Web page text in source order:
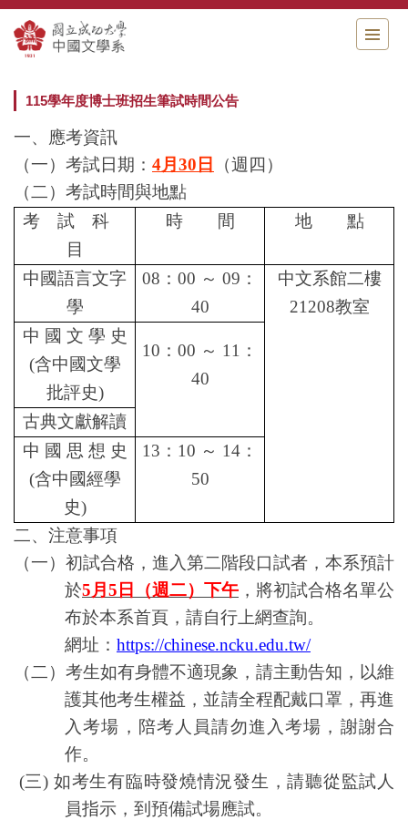
跳
到
主
內
容
115學年度博士班招生筆試時間公告
一、應考資訊
（一）考試日期： 4月30日
（週四）
（二）考試時間與地點
考 試 科
目
時 間 地 點
中國語言文字
學
08 ：00 ～ 09：
40
中文系館二樓
21208教室
中 國 文 學 史
(含中國文學
批評史)
10 ：00 ～ 11：
40
古典文獻解讀
中 國 思 想 史
(含中國經學
史)
13 ：10 ～ 14：
50
二、注意事項
（一）初試合格，進入第二階段口試者，本系預計
於5月5日（週二）下午 ，將初試合格名單公
布於本系首頁，請自行上網查詢。
網址： https://chinese.ncku.edu.tw/
（二）考生如有身體不適現象，請主動告知，以維
護其他考生權益，並請全程配戴口罩，再進
入考場，陪考人員請勿進入考場， 謝謝合
作。
(三) 如考生有臨時發燒情況發生，請聽從監試人
員指示，到預備試場應試。